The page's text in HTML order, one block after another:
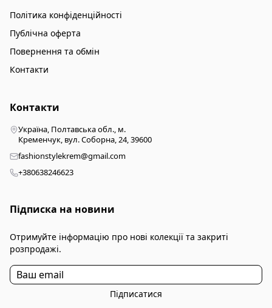
Політика конфіденційності
Публічна оферта
Повернення та обмін
Контакти
Контакти
Україна, Полтавська обл., м.
Кременчук, вул. Соборна, 24, 39600
fashionstylekrem@gmail.com
+380638246623
Підписка на новини
Отримуйте інформацію про нові колекції та закриті
розпродажі.
Підписатися